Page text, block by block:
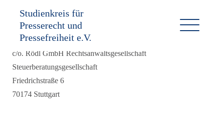
Studienkreis für
Presserecht und
Pressefreiheit e.V.
Anschrift
Studienkreis für Presserecht und Pressefreiheit e.V.
c/o. Rödl GmbH Rechtsanwaltsgesellschaft
Steuerberatungsgesellschaft
Friedrichstraße 6
70174 Stuttgart